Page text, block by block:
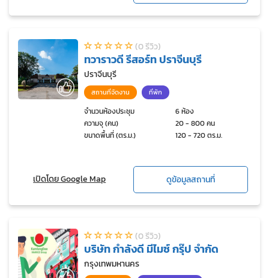
(0 รีวิว)
ทวาราวดี รีสอร์ท ปราจีนบุรี
ปราจีนบุรี
สถานที่จัดงาน ที่พัก
จำนวนห้องประชุม
6 ห้อง
ความจุ (คน)
20 - 800 คน
ขนาดพื้นที่ (ตร.ม.)
120 - 720 ตร.ม.
เปิดโดย Google Map ดูข้อมูลสถานที่
(0 รีวิว)
บริษัท กำลังดี มีไมซ์ กรุ๊ป จำกัด
กรุงเทพมหานคร